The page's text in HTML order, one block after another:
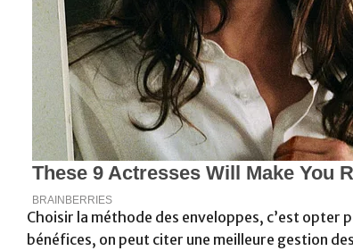
Choisir la méthode des enveloppes, c’est opter
bénéfices, on peut citer une meilleure gestion